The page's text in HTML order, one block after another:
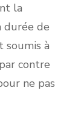
la
durée de
soumis à
contre
ne pas